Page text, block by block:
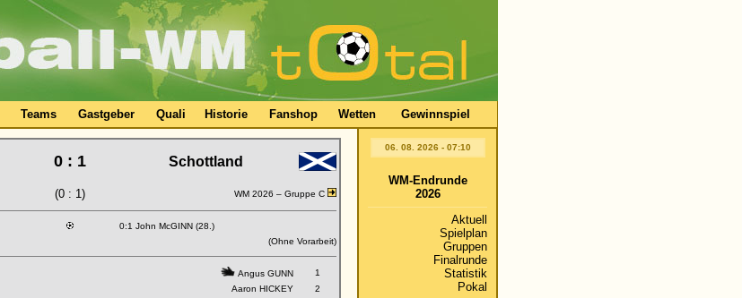
Teams Gastgeber Quali Historie Fanshop Wetten Gewinnspiel
0 : 1 Schottland
(0 : 1) WM 2026 – Gruppe C
0:1 John McGINN (28.)
(Ohne Vorarbeit)
Angus GUNN
1
Aaron HICKEY
2
06. 08. 2026 - 07:10
WM-Endrunde
2026
Aktuell
Spielplan
Gruppen
Finalrunde
Statistik
Pokal